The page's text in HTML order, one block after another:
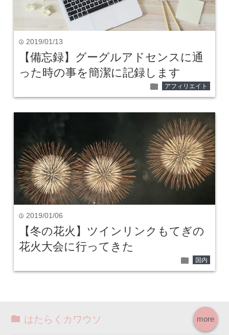
time 2019/01/13
【備忘録】グーグルアドセンスに通
った時の事を簡潔に記録します
folder アフィリエイト
time 2019/01/06
【冬の花火】ツインリンクもてぎの
花火大会に行ってきた
folder 国内
more
はたらくカワウソ